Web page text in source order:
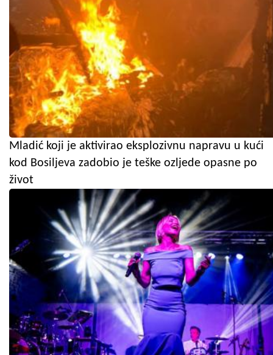
Mladić koji je aktivirao eksplozivnu napravu u kući
kod Bosiljeva zadobio je teške ozljede opasne po
život